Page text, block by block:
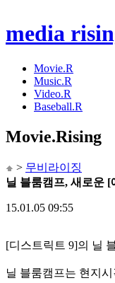
media
Movie.R
Music.R
Video.R
Baseball.R
Movie.Rising
> 무비라이징
닐 블룸캠프, 새로운
15.01.05 09:55
[디스트릭트 9]의 닐
닐 블룸캠프는 현지